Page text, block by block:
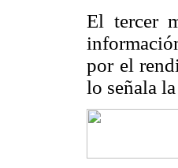
El tercer
por el
lo señala